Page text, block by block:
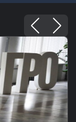
районе:
без
салат